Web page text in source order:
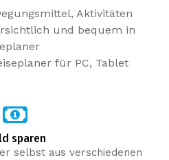
Aktivitäten
und bequem in
für PC, Tablet
sparen
selbst aus verschiedenen